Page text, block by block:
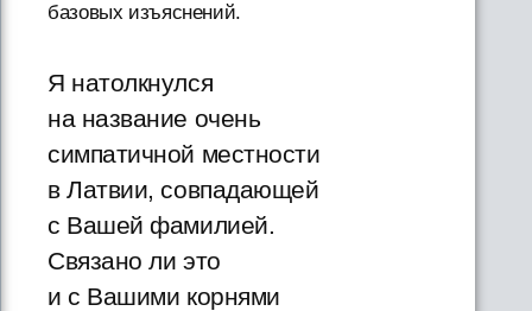
базовых изъяснений.
Я натолкнулся
на название очень
симпатичной местности
в Латвии, совпадающей
с Вашей фамилией.
Связано ли это
и с Вашими корнями